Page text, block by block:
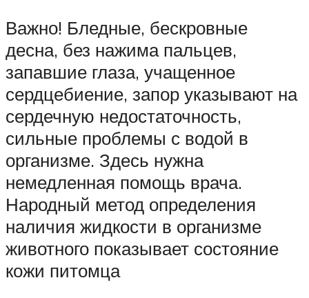
Важно! Бледные, бескровные
десна, без нажима пальцев,
запавшие глаза, учащенное
сердцебиение, запор указывают на
сердечную недостаточность,
сильные проблемы с водой в
организме. Здесь нужна
немедленная помощь врача.
Народный метод определения
наличия жидкости в организме
животного показывает состояние
кожи питомца